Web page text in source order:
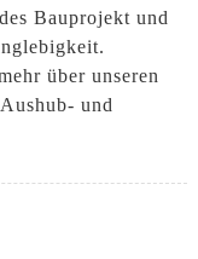
Bauprojekt und
über unseren
und